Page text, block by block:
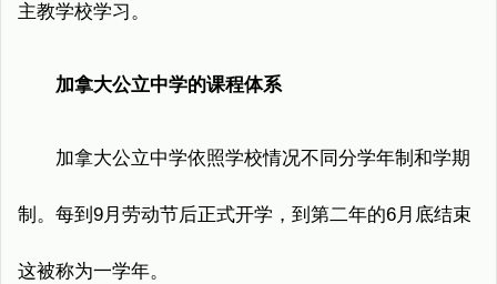
主教学校学习。
加拿大公立中学的课程体系
加拿大公立中学依照学校情况不同分学年制和学期
制。每到9月劳动节后正式开学，到第二年的6月底结束
这被称为一学年。